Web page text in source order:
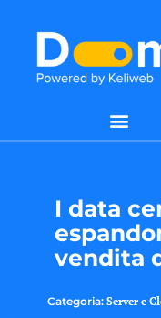
I data
vendita
Categoria: Server e